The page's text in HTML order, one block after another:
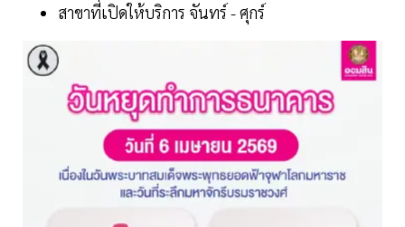
สาขาที่เปิดให้บริการ จันทร์ - ศุกร์